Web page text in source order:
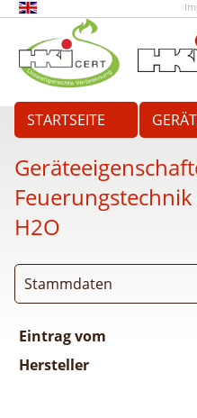
STARTSEITE
H2O
Stammdaten
Eintrag vom
Hersteller